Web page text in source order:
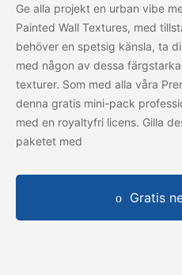
Ge alla projekt en urban vibe
Painted Wall Textures, med
behöver en spetsig känsla, ta
med någon av dessa
texturer. Som med alla våra
denna gratis mini-pack
med en royaltyfri licens. Gilla
paketet med
Gratis